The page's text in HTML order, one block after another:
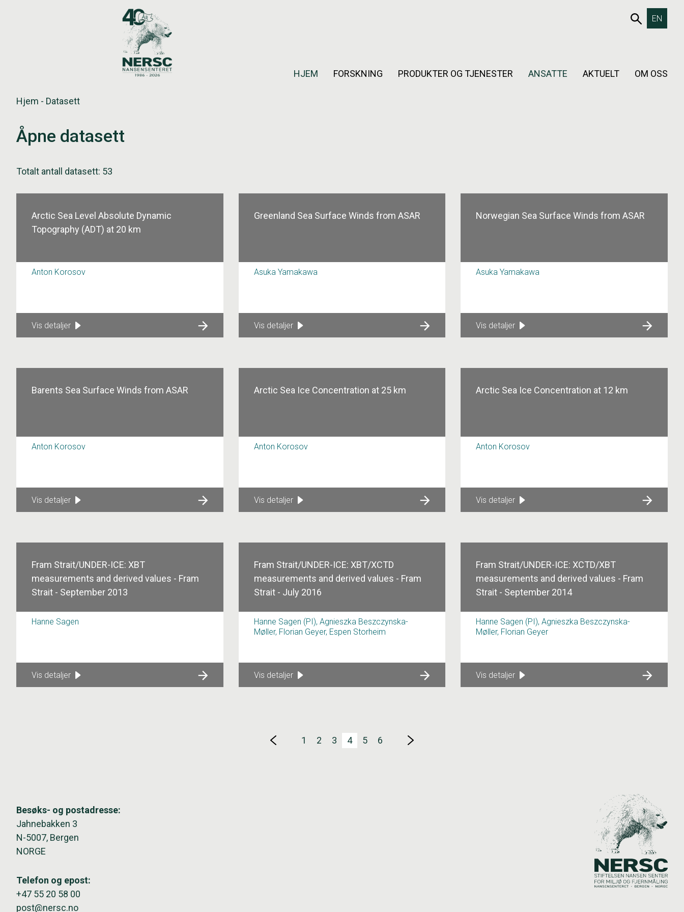
653SØK
EN
HJEM FORSKNING PRODUKTER OG TJENESTER ANSATTE AKTUELT OM OSS
Hjem - Datasett
Åpne datasett
Totalt antall datasett: 53
Arctic Sea Level Absolute Dynamic
Topography (ADT) at 20 km
Anton Korosov
Vis detaljer
Greenland Sea Surface Winds from ASAR
Asuka Yamakawa
Vis detaljer
Norwegian Sea Surface Winds from ASAR
Asuka Yamakawa
Vis detaljer
Barents Sea Surface Winds from ASAR
Anton Korosov
Vis detaljer
Arctic Sea Ice Concentration at 25 km
Anton Korosov
Vis detaljer
Arctic Sea Ice Concentration at 12 km
Anton Korosov
Vis detaljer
Fram Strait/UNDER-ICE: XBT
measurements and derived values - Fram
Strait - September 2013
Hanne Sagen
Vis detaljer
Fram Strait/UNDER-ICE: XBT/XCTD
measurements and derived values - Fram
Strait - July 2016
Hanne Sagen (PI), Agnieszka Beszczynska-
Møller, Florian Geyer, Espen Storheim
Vis detaljer
Fram Strait/UNDER-ICE: XCTD/XBT
measurements and derived values - Fram
Strait - September 2014
Hanne Sagen (PI), Agnieszka Beszczynska-
Møller, Florian Geyer
Vis detaljer
1 2 3 4 5 6
Besøks- og postadresse:
Jahnebakken 3
N-5007, Bergen
NORGE
Telefon og epost:
+47 55 20 58 00
post@nersc.no